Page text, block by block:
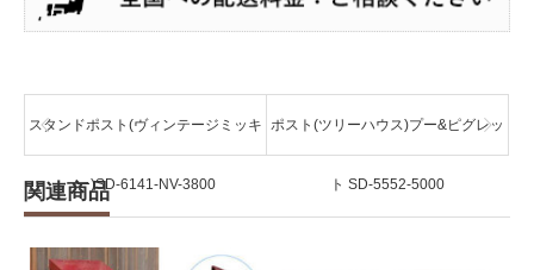
スタンドポスト(ヴィンテージミッキ
ー)SD-6141-NV-3800
ポスト(ツリーハウス)プー&ピグレッ
ト SD-5552-5000
関連商品